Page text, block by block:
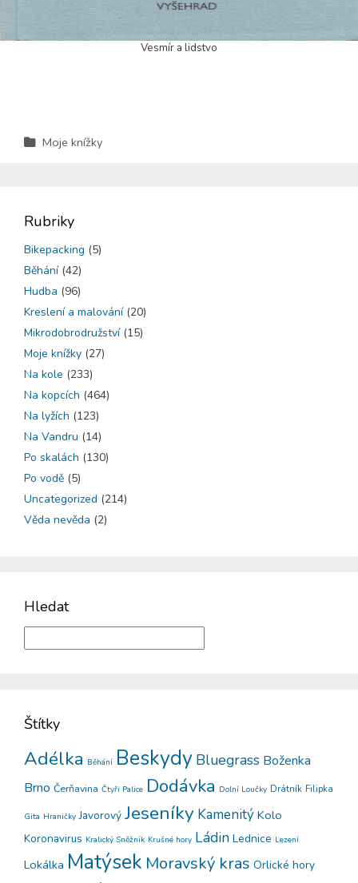
Vesmír a lidstvo
Moje knížky
Rubriky
Bikepacking (5)
Běhání(42)
Hudba (96)
Kreslení a malování(20)
Mikrodobrodružství(15)
Moje knížky (27)
Na kole (233)
Na kopcích (464)
Na lyžích (123)
Na Vandru (14)
Po skalách (130)
Po vodě (5)
Uncategorized (214)
Věda nevěda (2)
Hledat
Štítky
Adélka Běhání Beskydy Bluegrass Boženka
Brno Čerňavina Čtyři Palice Dodávka Dolní Loučky Drátník Filipka
Gita Hraničky Javorový Jeseníky Kamenitý Kolo
Koronavirus Kralický Sněžník Krušné hory Ládin Lednice Lezení
Lokálka Matýsek Moravský kras Orlické hory